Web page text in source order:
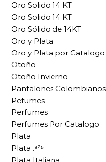
Oro Solido 14 KT
Oro Solido 14 KT
Oro Sólido de 14KT
Oro y Plata
Oro y Plata por Catalogo
Otoño
Otoño Invierno
Pantalones Colombianos
Pefumes
Perfumes
Perfumes Por Catalogo
Plata
Plata .⁹²⁵
Plata Italiana